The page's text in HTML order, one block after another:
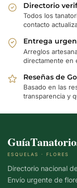
Directorio
Todos los
contacto
Entrega
Arreglos
directamente en
Reseñas de
Basado en las
transparencia y
ESQUELAS · FLORES
Directorio nacional
Envío urgente de